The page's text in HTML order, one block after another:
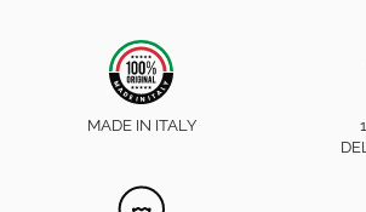
MADE IN ITALY